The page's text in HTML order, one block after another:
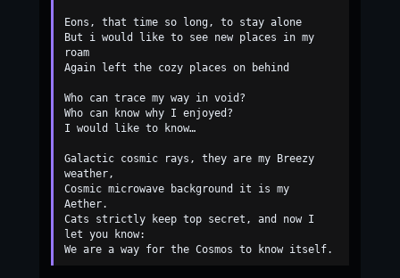
Eons, that time so long, to stay alone
But i would like to see new places in my
roam
Again left the cozy places on behind
Who can trace my way in void?
Who can know why I enjoyed?
I would like to know…
Galactic cosmic rays, they are my Breezy
weather,
Cosmic microwave background it is my
Aether.
Cats strictly keep top secret, and now I
let you know: